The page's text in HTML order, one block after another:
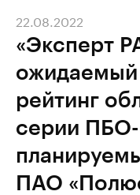
«Эксперт
рейтинг
серии
ПАО
22.08.2022